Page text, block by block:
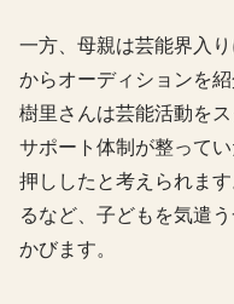
一方、母親は芸能界入
からオーディションを
樹里さんは芸能活動を
サポート体制が整って
押ししたと考えられま
るなど、子どもを気遣
かびます。